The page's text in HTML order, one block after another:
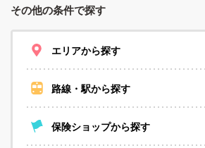
その他の条件で探す
エリアから探す
路線・駅から探す
保険ショップから探す